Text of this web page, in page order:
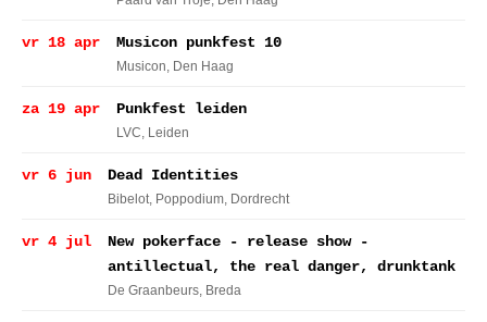
vr 18 apr Musicon punkfest 10
Musicon, Den Haag
za 19 apr Punkfest leiden
LVC, Leiden
vr 6 jun Dead Identities
Bibelot, Poppodium, Dordrecht
vr 4 jul
New pokerface - release show -
antillectual, the real danger, drunktank
De Graanbeurs, Breda